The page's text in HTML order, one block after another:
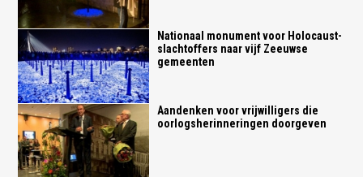
Nationaal monument voor Holocaust-
slachtoffers naar vijf Zeeuwse
gemeenten
Aandenken voor vrijwilligers die
oorlogsherinneringen doorgeven